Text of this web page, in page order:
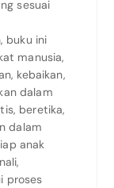
sesuai
buku ini
manusia,
kebaikan,
dalam
beretika,
dalam
anak
proses